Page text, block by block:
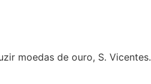
moedas de ouro, S. Vicentes.